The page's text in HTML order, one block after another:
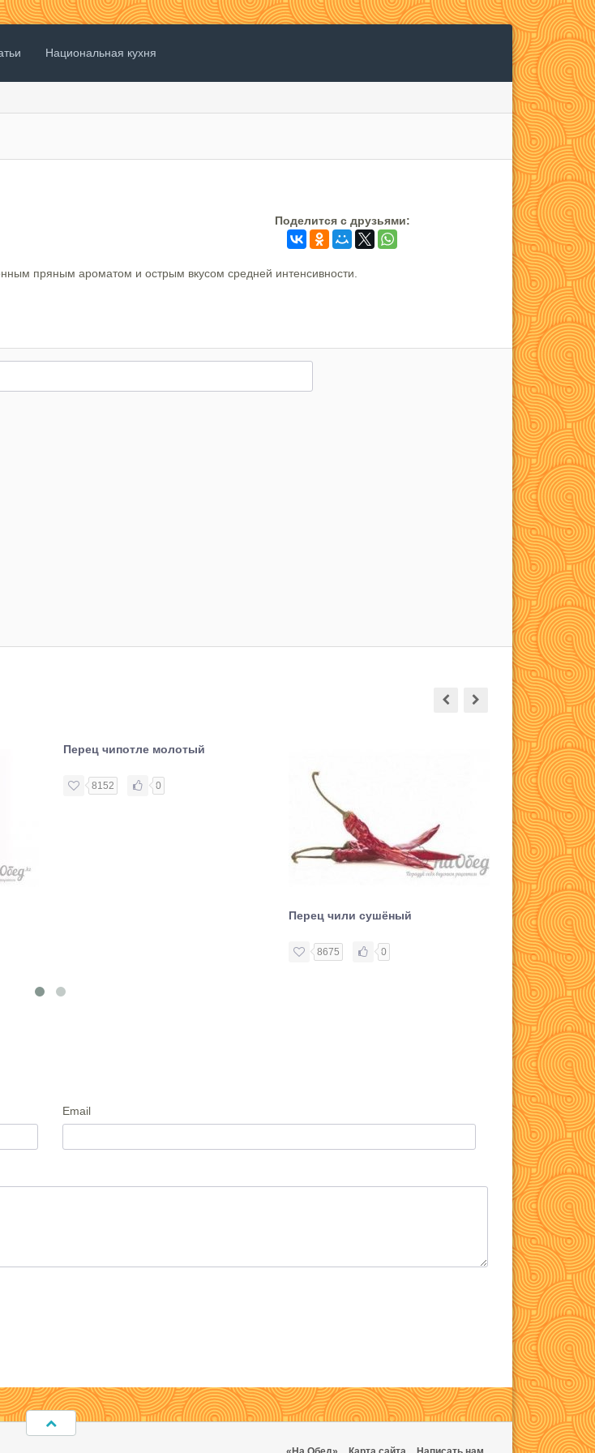
Национальная кухня
Поделится c друзьями:
пряным ароматом и острым вкусом средней интенсивности.
Перец чипотле молотый
8152 0
Перец чили сушёный
8675 0
Перец
8782
Email